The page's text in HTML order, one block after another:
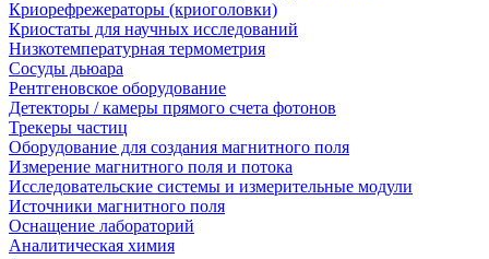
Криорефрежераторы (криоголовки)
Криостаты для научных исследований
Низкотемпературная термометрия
Сосуды дьюара
Рентгеновское оборудование
Детекторы / камеры прямого счета фотонов
Трекеры частиц
Оборудование для создания магнитного поля
Измерение магнитного поля и потока
Исследовательские системы и измерительные модули
Источники магнитного поля
Оснащение лабораторий
Аналитическая химия